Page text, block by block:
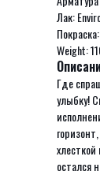
Лак:
Weight:
Где
улыбку!
остался